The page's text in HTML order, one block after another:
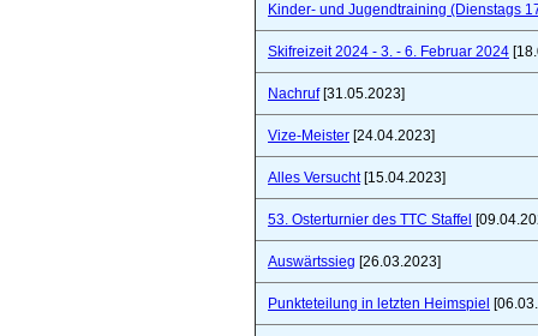
Kinder- und Jugendtraining (Dienstags
Skifreizeit 2024 - 3. - 6. Februar 2024
Nachruf[31.05.2023]
Vize-Meister [24.04.2023]
Alles Versucht[15.04.2023]
53. Osterturnier des TTC Staffel
Auswärtssieg [26.03.2023]
Punkteteilung in letzten Heimspiel